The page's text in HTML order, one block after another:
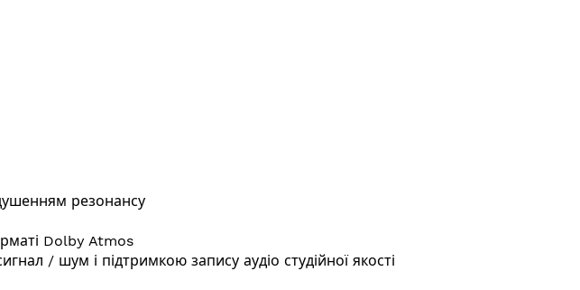
резонансу
Dolby Atmos
/ шум і підтримкою запису аудіо студійної якості